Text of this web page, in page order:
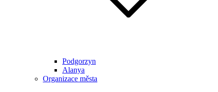
Podgorzyn
Alanya
Organizace města